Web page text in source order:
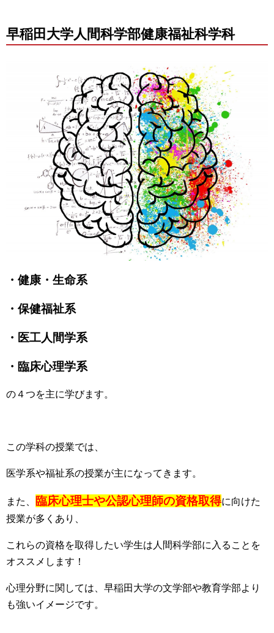
早稲田大学人間科学部健康福祉科学科
・健康・生命系
・保健福祉系
・医工人間学系
・臨床心理学系
の４つを主に学びます。
この学科の授業では、
医学系や福祉系の授業が主になってきます。
また、 臨床心理士や公認心理師の資格取得に向けた
授業が多くあり、
これらの資格を取得したい学生は人間科学部に入ることを
オススメします！
心理分野に関しては、早稲田大学の文学部や教育学部より
も強いイメージです。